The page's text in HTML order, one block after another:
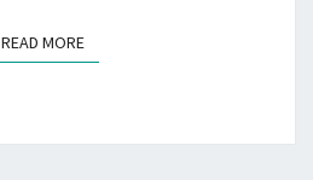
READ MOREREAD MORE